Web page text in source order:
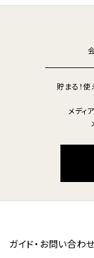
調理家電
貯まる！
メディ
ガイド・お問い合わせ